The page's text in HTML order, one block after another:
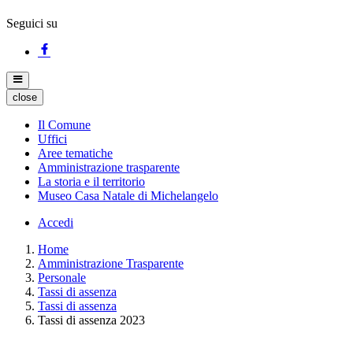
Seguici su
close
Il Comune
Uffici
Aree tematiche
Amministrazione trasparente
La storia e il territorio
Museo Casa Natale di Michelangelo
Accedi
Home
Amministrazione Trasparente
Personale
Tassi di assenza
Tassi di assenza
Tassi di assenza 2023